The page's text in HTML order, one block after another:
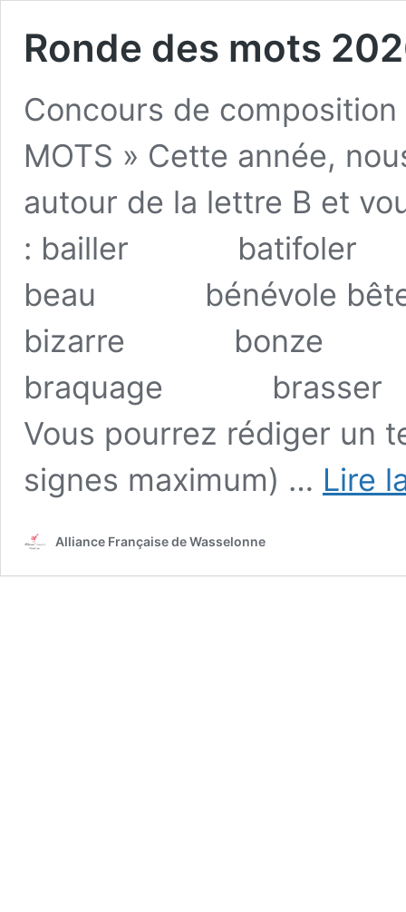
Ronde des mots
Concours de composition
MOTS » Cette année,
autour de la lettre B et
: bailler
beau bénévole
bizarre bonze
braquage
Vous pourrez rédiger un
signes maximum) … Lire
Alliance Française de Wasselonne